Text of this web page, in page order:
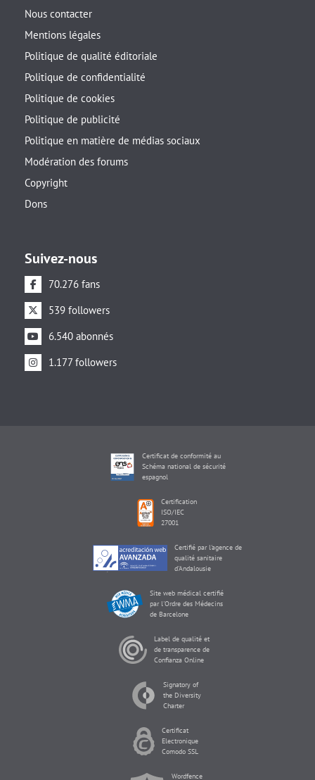
Nous contacter
Mentions légales
Politique de qualité éditoriale
Politique de confidentialité
Politique de cookies
Politique de publicité
Politique en matière de médias sociaux
Modération des forums
Copyright
Dons
Suivez-nous
70.276 fans
539 followers
6.540 abonnés
1.177 followers
Certificat de conformité au
Schéma national de sécurité
espagnol
Certification
ISO/IEC
27001
Certifié par l'agence de
qualité sanitaire
d'Andalousie
Site web médical certifié
par l'Ordre des Médecins
de Barcelone
Label de qualité et
de transparence de
Confianza Online
Signatory of
the Diversity
Charter
Certificat
Electronique
Comodo SSL
Wordfence